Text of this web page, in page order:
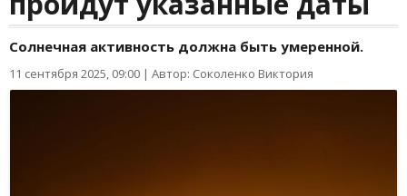
Солнечная активность должна быть умеренной.
11 сентября 2025, 09:00 | Автор: Соколенко Виктория